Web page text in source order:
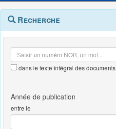
Navigation
outils
Menu
contextuel
Recherche
dans le texte intégral des documents
entre le